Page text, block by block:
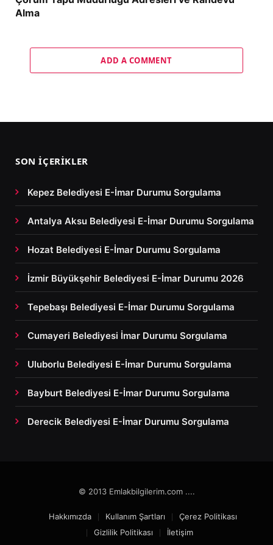
Alma
ADD A COMMENT
SON İÇERIKLER
Kepez Belediyesi E-İmar Durumu Sorgulama
Antalya Aksu Belediyesi E-İmar Durumu Sorgulama
Hozat Belediyesi E-İmar Durumu Sorgulama
İzmir Büyükşehir Belediyesi E-İmar Durumu 2026
Tepebaşı Belediyesi E-İmar Durumu Sorgulama
Cumayeri Belediyesi İmar Durumu Sorgulama
Uluborlu Belediyesi E-İmar Durumu Sorgulama
Bayburt Belediyesi E-İmar Durumu Sorgulama
Derecik Belediyesi E-İmar Durumu Sorgulama
© 2013 Emlakbilgilerim.com ....
Hakkımızda Kullanım Şartları
Çerez Politikası
Gizlilik Politikası
İletişim